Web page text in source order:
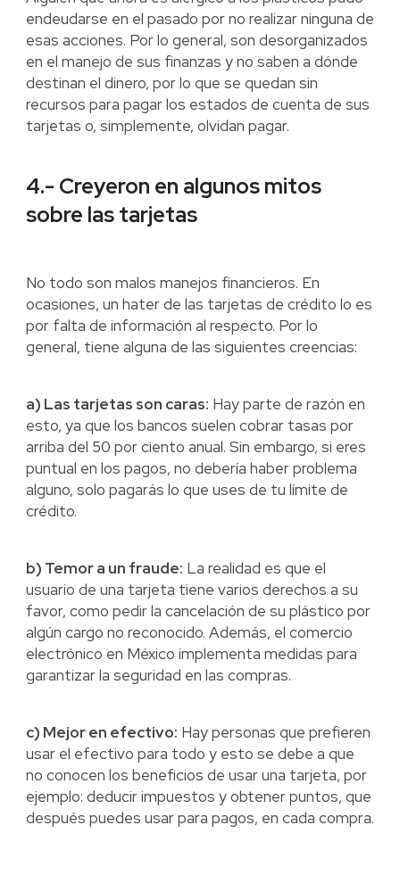
endeudarse en el pasado por no realizar ninguna de
esas acciones. Por lo general, son desorganizados
en el manejo de sus finanzas y no saben a dónde
destinan el dinero, por lo que se quedan sin
recursos para pagar los estados de cuenta de sus
tarjetas o, simplemente, olvidan pagar.
4.- Creyeron en algunos mitos
sobre las tarjetas
No todo son malos manejos financieros. En
ocasiones, un hater de las tarjetas de crédito lo es
por falta de información al respecto. Por lo
general, tiene alguna de las siguientes creencias:
a) Las tarjetas son caras: Hay parte de razón en
esto, ya que los bancos suelen cobrar tasas por
arriba del 50 por ciento anual. Sin embargo, si eres
puntual en los pagos, no debería haber problema
alguno, solo pagarás lo que uses de tu límite de
crédito.
b) Temor a un fraude: La realidad es que el
usuario de una tarjeta tiene varios derechos a su
favor, como pedir la cancelación de su plástico por
algún cargo no reconocido. Además, el comercio
electrónico en México implementa medidas para
garantizar la seguridad en las compras.
c) Mejor en efectivo: Hay personas que prefieren
usar el efectivo para todo y esto se debe a que
no conocen los beneficios de usar una tarjeta, por
ejemplo: deducir impuestos y obtener puntos, que
después puedes usar para pagos, en cada compra.